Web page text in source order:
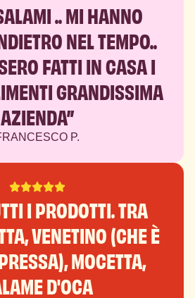
.. MI HANNO
NEL TEMPO..
FATTI IN CASA I
GRANDISSIMA
AZIENDA”
P.
I PRODOTTI. TRA
VENETINO (CHE È
MOCETTA,
D'OCA